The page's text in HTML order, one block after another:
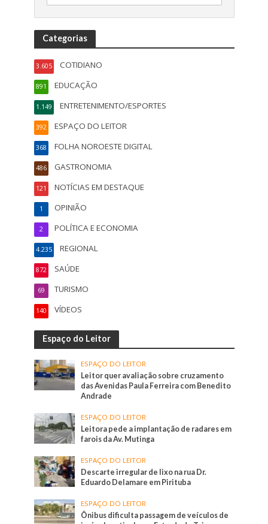
Categorias
COTIDIANO
3.605
EDUCAÇÃO
891
ENTRETENIMENTO/ESPORTES
1.149
ESPAÇO DO LEITOR
392
FOLHA NOROESTE DIGITAL
368
GASTRONOMIA
486
NOTÍCIAS EM DESTAQUE
121
OPINIÃO
1
POLÍTICA E ECONOMIA
2
REGIONAL
4.235
SAÚDE
872
TURISMO
69
VÍDEOS
140
Espaço do Leitor
ESPAÇO DO LEITOR
Leitor quer avaliação sobre cruzamento
das Avenidas Paula Ferreira com Benedito
Andrade
ESPAÇO DO LEITOR
Leitora pede a implantação de radares em
farois da Av. Mutinga
ESPAÇO DO LEITOR
Descarte irregular de lixo na rua Dr.
Eduardo Delamare em Pirituba
ESPAÇO DO LEITOR
Ônibus dificulta passagem de veículos de